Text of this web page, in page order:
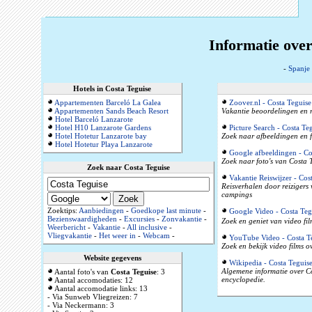
Informatie
- Spanje
Hotels in Costa Teguise
Appartementen Barceló La Galea
Appartementen Sands Beach Resort
Hotel Barceló Lanzarote
Hotel H10 Lanzarote Gardens
Hotel Hotetur Lanzarote bay
Hotel Hotetur Playa Lanzarote
Zoek naar Costa Teguise
Zoektips: Aanbiedingen- Goedkope last minute-
Bezienswaardigheden- Excursies- Zonvakantie-
Weerbericht- Vakantie-All inclusive-
Vliegvakantie- Het weer in- Webcam-
Website gegevens
Aantal foto's van Costa Teguise: 3
Aantal accomodaties: 12
Aantal accomodatie links: 13
- Via Sunweb Vliegreizen: 7
- Via Neckermann: 3
Zoover.nl - Costa Teguise
Vakantie beoordelingen en
Picture Search - Costa
Zoek naar afbeeldingen en
Google afbeeldingen -
Zoek naar foto's van Costa
Vakantie Reiswijzer -
Reisverhalen door reizigers
campings
Google Video - Costa
Zoek en geniet van video
YouTube Video - Costa
Zoek en bekijk video films
Wikipedia - Costa Teguise
Algemene informatie over
encyclopedie.